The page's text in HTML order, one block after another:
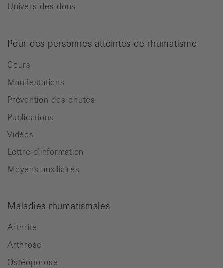
Univers des dons
Pour des personnes atteintes de rhumatisme
Cours
Manifestations
Prévention des chutes
Publications
Vidéos
Lettre d’information
Moyens auxiliaires
Maladies rhumatismales
Arthrite
Arthrose
Ostéoporose